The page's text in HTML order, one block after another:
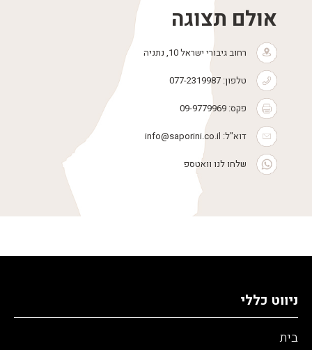
אולם תצוגה
רחוב גיבורי ישראל 10, נתניה
טלפון: 077-2319987
פקס: 09-9779969
דוא"ל: info@saporini.co.il
שלחו לנו וואטספ
ניווט כללי
בית